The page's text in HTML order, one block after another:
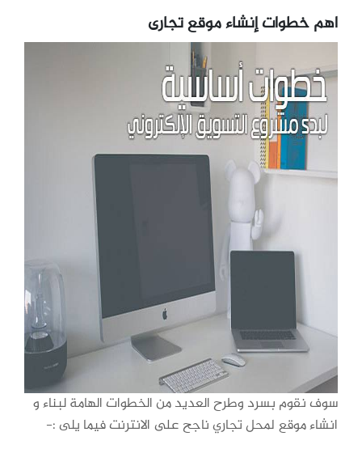
اهم خطوات إنشاء موقع تجارى
سوف نقوم بسرد وطرح العديد من الخطوات الهامة لبناء و
انشاء موقع لمحل تجاري ناجح على الانترنت فيما يلى :-